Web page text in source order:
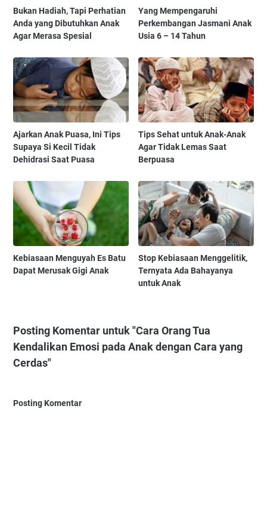
Bukan Hadiah, Tapi Perhatian
Anda yang Dibutuhkan Anak
Agar Merasa Spesial
Yang Mempengaruhi
Perkembangan Jasmani Anak
Usia 6 – 14 Tahun
Ajarkan Anak Puasa, Ini Tips
Supaya Si Kecil Tidak
Dehidrasi Saat Puasa
Tips Sehat untuk Anak-Anak
Agar Tidak Lemas Saat
Berpuasa
Kebiasaan Menguyah Es Batu
Dapat Merusak Gigi Anak
Stop Kebiasaan Menggelitik,
Ternyata Ada Bahayanya
untuk Anak
Posting Komentar untuk "Cara Orang Tua
Kendalikan Emosi pada Anak dengan Cara yang
Cerdas"
Posting Komentar